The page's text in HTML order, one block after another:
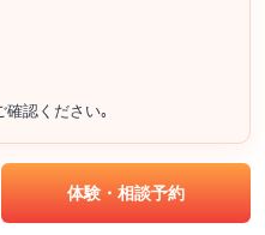
認ください｡
体験・相談予約